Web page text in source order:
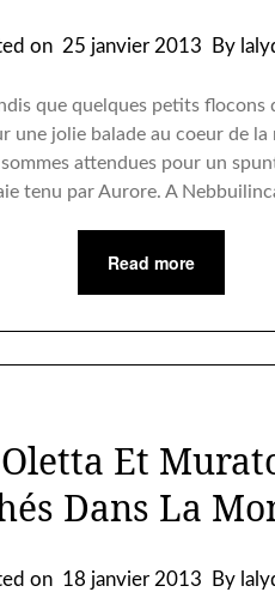
on 25 janvier 2013 By
que quelques petits flocons
une jolie balade au coeur de
attendues pour un
tenu par Aurore. A
Read more
Et
Dans La
on 18 janvier 2013 By